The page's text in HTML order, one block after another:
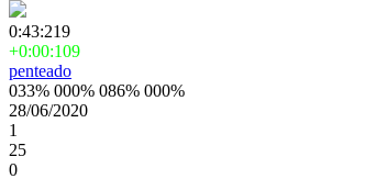
0:43:219
+0:00:109
penteado
033% 000% 086% 000%
28/06/2020
1
25
0